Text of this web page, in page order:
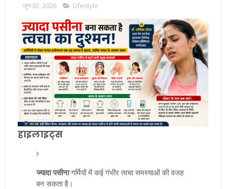
जून 02, 2026 Lifestyle
हाइलाइट्स
ज्यादा पसीनागर्मियों में कई गंभीर त्वचा समस्याओं की वजह
बन सकता है।